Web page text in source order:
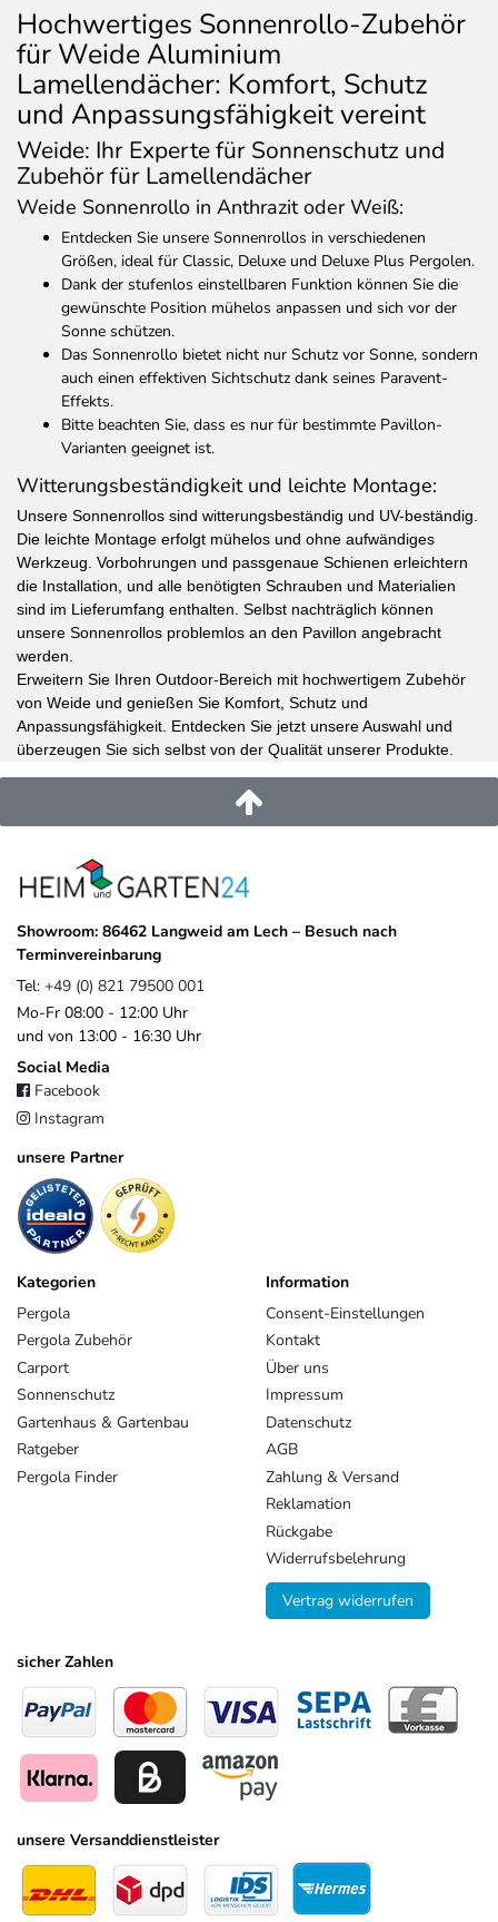
Hochwertiges Sonnenrollo-Zubehör
für Weide Aluminium
Lamellendächer: Komfort, Schutz
und Anpassungsfähigkeit vereint
Weide: Ihr Experte für Sonnenschutz und
Zubehör für Lamellendächer
Weide Sonnenrollo in Anthrazit oder Weiß:
Entdecken Sie unsere Sonnenrollos in verschiedenen
Größen, ideal für Classic, Deluxe und Deluxe Plus Pergolen.
Dank der stufenlos einstellbaren Funktion können Sie die
gewünschte Position mühelos anpassen und sich vor der
Sonne schützen.
Das Sonnenrollo bietet nicht nur Schutz vor Sonne, sondern
auch einen effektiven Sichtschutz dank seines Paravent-
Effekts.
Bitte beachten Sie, dass es nur für bestimmte Pavillon-
Varianten geeignet ist.
Witterungsbeständigkeit und leichte Montage:
Unsere Sonnenrollos sind witterungsbeständig und UV-beständig.
Die leichte Montage erfolgt mühelos und ohne aufwändiges
Werkzeug. Vorbohrungen und passgenaue Schienen erleichtern
die Installation, und alle benötigten Schrauben und Materialien
sind im Lieferumfang enthalten. Selbst nachträglich können
unsere Sonnenrollos problemlos an den Pavillon angebracht
werden.
Erweitern Sie Ihren Outdoor-Bereich mit hochwertigem Zubehör
von Weide und genießen Sie Komfort, Schutz und
Anpassungsfähigkeit. Entdecken Sie jetzt unsere Auswahl und
überzeugen Sie sich selbst von der Qualität unserer Produkte.
Showroom: 86462 Langweid am Lech – Besuch nach
Terminvereinbarung
Tel: +49 (0) 821 79500 001
Mo-Fr 08:00 - 12:00 Uhr
und von 13:00 - 16:30 Uhr
Social Media
Facebook
Instagram
unsere Partner
Kategorien
Pergola
Pergola Zubehör
Carport
Sonnenschutz
Gartenhaus & Gartenbau
Ratgeber
Pergola Finder
Information
Consent-Einstellungen
Kontakt
Über uns
Impressum
Datenschutz
AGB
Zahlung & Versand
Reklamation
Rückgabe
Widerrufsbelehrung
Vertrag widerrufen
sicher Zahlen
unsere Versanddienstleister